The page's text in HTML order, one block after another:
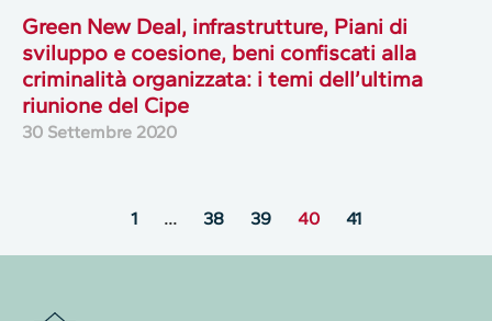
Green New Deal, infrastrutture, Piani di
sviluppo e coesione, beni confiscati alla
criminalità organizzata: i temi dell’ultima
riunione del Cipe
30 Settembre 2020
1 … 38 39 40 41